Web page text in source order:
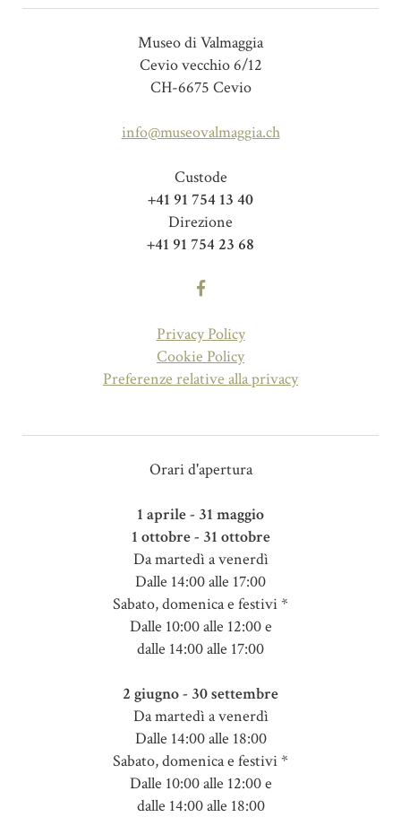
Museo di Valmaggia
Cevio vecchio 6/12
CH-6675 Cevio
info@museovalmaggia.ch
Custode
+41 91 754 13 40
Direzione
+41 91 754 23 68
Privacy Policy
Cookie Policy
Preferenze relative alla privacy
Orari d'apertura
1 aprile - 31 maggio
1 ottobre - 31 ottobre
Da martedì a venerdì
Dalle 14:00 alle 17:00
Sabato, domenica e festivi *
Dalle 10:00 alle 12:00 e
dalle 14:00 alle 17:00
2 giugno - 30 settembre
Da martedì a venerdì
Dalle 14:00 alle 18:00
Sabato, domenica e festivi *
Dalle 10:00 alle 12:00 e
dalle 14:00 alle 18:00